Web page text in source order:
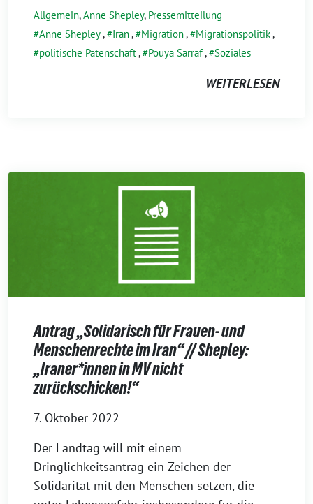
Allgemein,Anne Shepley, Pressemitteilung
Anne Shepley, Iran, Migration, Migrationspolitik,
politische Patenschaft, Pouya Sarraf, Soziales
WEITERLESEN
Antrag „Solidarisch für Frauen- und
Menschenrechte im Iran“ // Shepley:
„Iraner*innen in MV nicht
zurückschicken!“
7. Oktober 2022
Der Landtag will mit einem
Dringlichkeitsantrag ein Zeichen der
Solidarität mit den Menschen setzen, die